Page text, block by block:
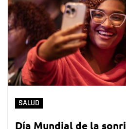
SALUD
Día Mundial de la